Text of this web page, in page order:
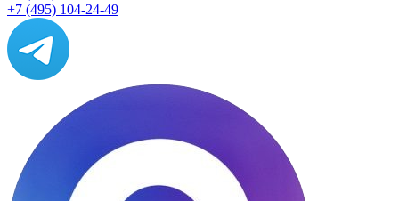
+7 (495) 104-24-49